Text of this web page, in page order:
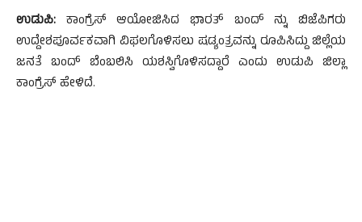
ಉಡುಪಿ: ಕಾಂಗ್ರೆಸ್ ಆಯೋಜಿಸಿದ ಭಾರತ್ ಬಂದ್ ನ್ನು ಬಿಜೆಪಿಗರು
ಉದ್ದೇಶಪೂರ್ವಕವಾಗಿ ವಿಫಲಗೊಳಿಸಲು ಷಡ್ಯಂತ್ರವನ್ನು ರೂಪಿಸಿದ್ದು ಜಿಲ್ಲೆಯ
ಜನತೆ ಬಂದ್ ಬೆಂಬಲಿಸಿ ಯಶಸ್ವಿಗೊಳಿಸದ್ದಾರೆ ಎಂದು ಉಡುಪಿ ಜಿಲ್ಲಾ
ಕಾಂಗ್ರೆಸ್ ಹೇಳಿದೆ.